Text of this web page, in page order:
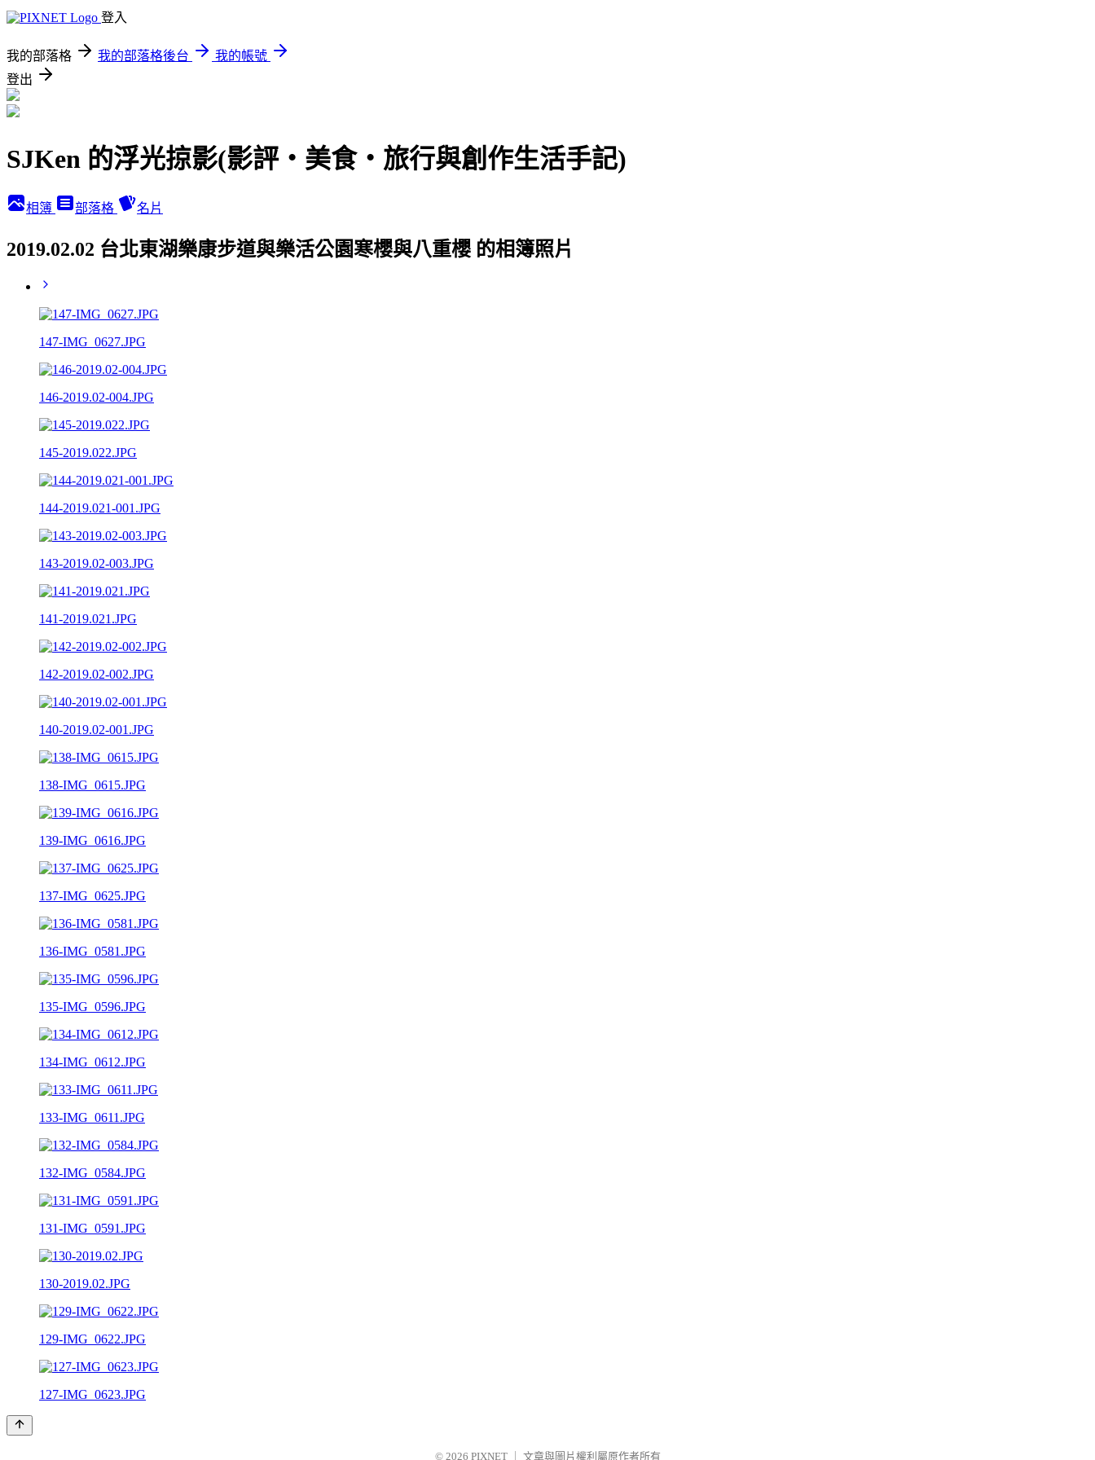
登入
我的部落格 我的部落格後台
我的帳號
登出
SJKen 的浮光掠影(影評‧美食‧旅行與創作生活手記)
相簿 部落格 名片
2019.02.02 台北東湖樂康步道與樂活公園寒櫻與八重櫻 的相簿照片
147-IMG_0627.JPG
146-2019.02-004.JPG
145-2019.022.JPG
144-2019.021-001.JPG
143-2019.02-003.JPG
141-2019.021.JPG
142-2019.02-002.JPG
140-2019.02-001.JPG
138-IMG_0615.JPG
139-IMG_0616.JPG
137-IMG_0625.JPG
136-IMG_0581.JPG
135-IMG_0596.JPG
134-IMG_0612.JPG
133-IMG_0611.JPG
132-IMG_0584.JPG
131-IMG_0591.JPG
130-2019.02.JPG
129-IMG_0622.JPG
127-IMG_0623.JPG
© 2026 PIXNET 文章與圖片權利屬原作者所有